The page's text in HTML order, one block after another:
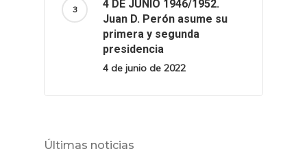
4 DE JUNIO 1946/1952.
Juan D. Perón asume su
primera y segunda
presidencia
4 de junio de 2022
Últimas noticias